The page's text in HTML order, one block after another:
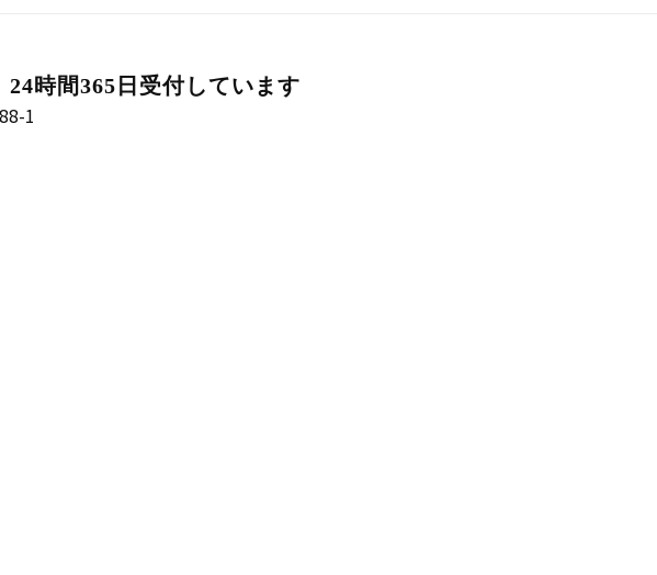
時間365日受付しています
1